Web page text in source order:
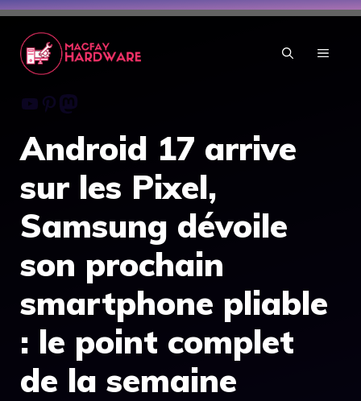
Aller
contenu
MENU
Youtube
Pinterest
Mastodon
Android 17 arrive
sur les Pixel,
Samsung dévoile
son prochain
smartphone pliable
: le point complet
de la semaine